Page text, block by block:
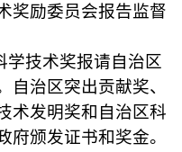
奖励委员会报告监督
学技术奖报请自治区
自治区突出贡献奖、
术发明奖和自治区科
府颁发证书和奖金。